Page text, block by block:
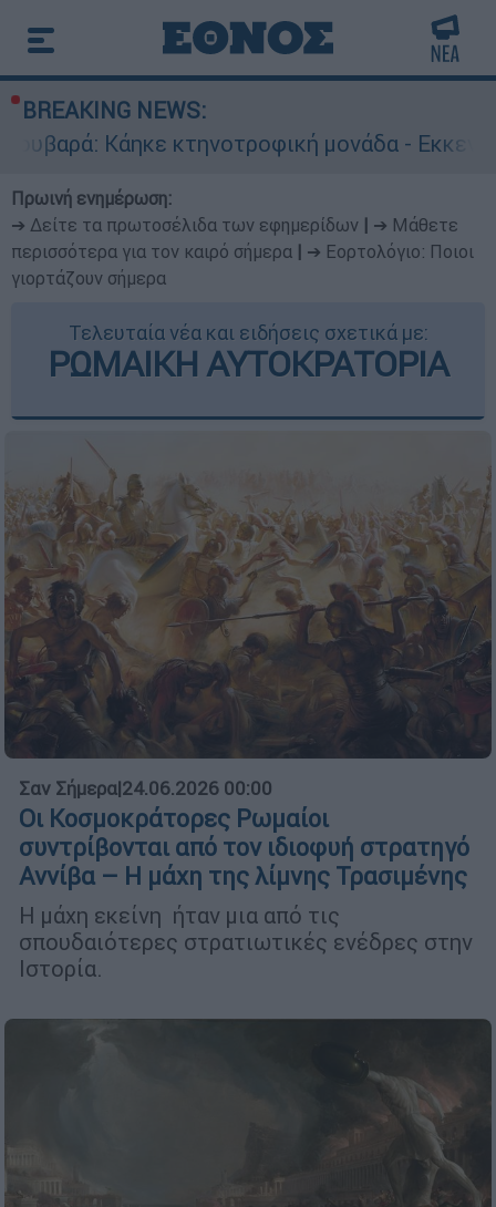
BREAKING NEWS:
μονάδα - Εκκενώνεται ο Άγιος
Πρωινή ενημέρωση:
➔ Δείτε τα πρωτοσέλιδα των εφημερίδων
➔ Μάθετε
περισσότερα για τον καιρό σήμερα
➔ Εορτολόγιο: Ποιοι
γιορτάζουν σήμερα
Τελευταία νέα και ειδήσεις σχετικά με:
ΡΩΜΑΙΚΗ ΑΥΤΟΚΡΑΤΟΡΙΑ
Σαν Σήμερα|24.06.2026 00:00
Οι Κοσμοκράτορες Ρωμαίοι
συντρίβονται από τον ιδιοφυή στρατηγό
Αννίβα – Η μάχη της λίμνης Τρασιμένης
Η μάχη εκείνη ήταν μια από τις
σπουδαιότερες στρατιωτικές ενέδρες στην
Ιστορία.